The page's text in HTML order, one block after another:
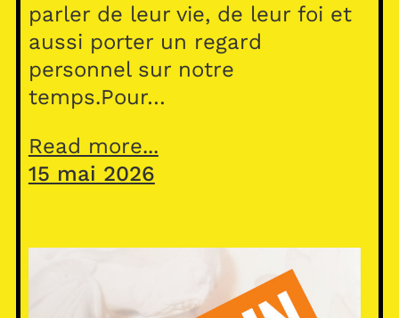
parler de leur vie, de leur foi et
aussi porter un regard
personnel sur notre
temps.Pour…
Read more...
15 mai 2026